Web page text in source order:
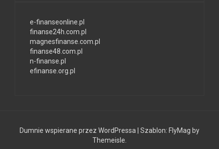
e-finanseonline.pl
finanse24h.com.pl
magnesfinanse.com.pl
finanse48.com.pl
n-finanse.pl
efinanse.org.pl
Dumnie wspierane przez WordPressa Szablon: FlyMag by
Themeisle.